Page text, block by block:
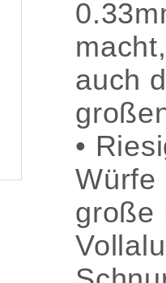
auch
•
Würfe
große